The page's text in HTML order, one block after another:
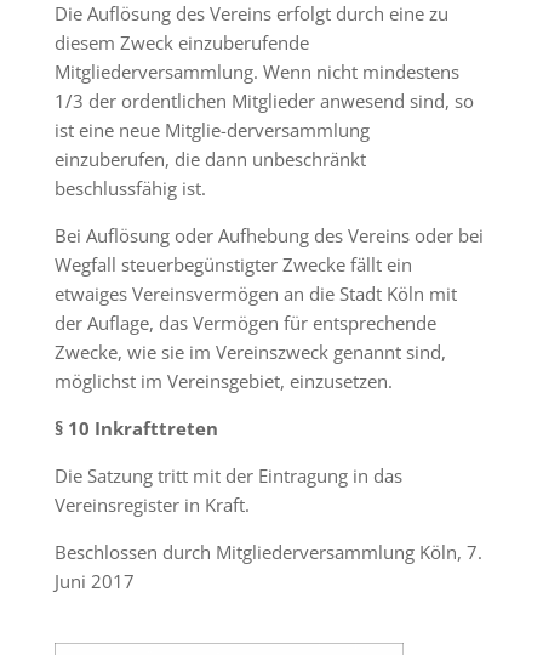
Die Auflösung des Vereins erfolgt durch eine zu
diesem Zweck einzuberufende
Mitgliederversammlung. Wenn nicht mindestens
1/3 der ordentlichen Mitglieder anwesend sind, so
ist eine neue Mitglie-derversammlung
einzuberufen, die dann unbeschränkt
beschlussfähig ist.
Bei Auflösung oder Aufhebung des Vereins oder bei
Wegfall steuerbegünstigter Zwecke fällt ein
etwaiges Vereinsvermögen an die Stadt Köln mit
der Auflage, das Vermögen für entsprechende
Zwecke, wie sie im Vereinszweck genannt sind,
möglichst im Vereinsgebiet, einzusetzen.
§ 10 Inkrafttreten
Die Satzung tritt mit der Eintragung in das
Vereinsregister in Kraft.
Beschlossen durch Mitgliederversammlung Köln, 7.
Juni 2017